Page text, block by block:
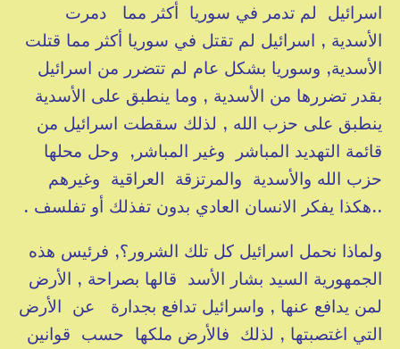
اسرائيل لم تدمر في سوريا أكثر مما دمرت
الأسدية , اسرائيل لم تقتل في سوريا أكثر مما قتلت
الأسدية, وسوريا بشكل عام لم تتضرر من اسرائيل
بقدر تضررها من الأسدية , وما ينطبق على الأسدية
ينطبق على حزب الله , لذلك سقطت اسرائيل من
قائمة التهديد المباشر وغير المباشر, وحل محلها
حزب الله والأسدية والمرتزقة العراقية وغيرهم
..هكذا يفكر الانسان العادي بدون تفذلك أو تفلسف .
ولماذا نحمل اسرائيل كل تلك الشرور؟, فرئيس هذه
الجمهورية السيد بشار الأسد قالها بصراحة , الأرض
لمن يدافع عنها , واسرائيل تدافع بجدارة عن الأرض
التي اغتصبتها , لذلك فالأرض ملكها حسب قوانين